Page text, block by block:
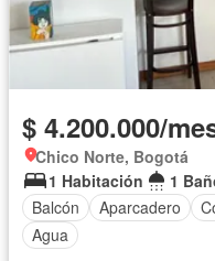
$ 4.200.000/
Chico Norte, Bogotá
1 Habitación
1
Balcón
Aparcadero
Agua